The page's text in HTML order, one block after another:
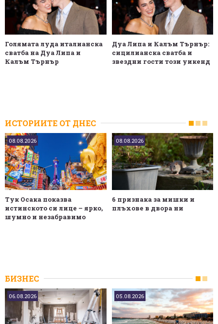
Голямата луда италианска
сватба на Дуа Липа и
Калъм Търнър
Дуа Липа и Калъм Търнър:
сицилианска сватба и
звездни гости този уикенд
ИСТОРИИТЕ ОТ ДНЕС
08.08.2026
Тук Осака показва
истинското си лице – ярко,
шумно и незабравимо
08.08.2026
6 признака за мишки и
плъхове в двора ни
БИЗНЕС
06.08.2026 05.08.2026